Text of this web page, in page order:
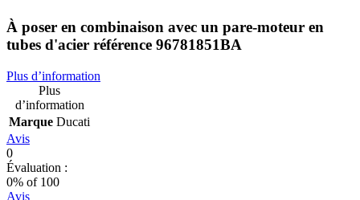
À poser en combinaison avec un pare-moteur en
tubes d'acier référence 96781851BA
Plus d’information
Plus
d’information
Marque Ducati
Avis
0
Évaluation :
0% of 100
Avis